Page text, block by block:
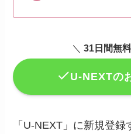
＼ 31日間無
U-NEXTの
「U-NEXT」に新規登